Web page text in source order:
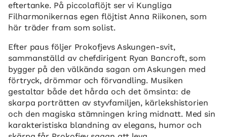
eftertanke. På piccolaflöjt ser vi Kungliga
Filharmonikernas egen flöjtist Anna Riikonen, som
här träder fram som solist.
Efter paus följer Prokofjevs Askungen-svit,
sammanställd av chefdirigent Ryan Bancroft, som
bygger på den välkända sagan om Askungen med
förtryck, drömmar och förvandling. Musiken
gestaltar både det hårda och det ömsinta: de
skarpa porträtten av styvfamiljen, kärlekshistorien
och den magiska stämningen kring midnatt. Med sin
karakteristiska blandning av elegans, humor och